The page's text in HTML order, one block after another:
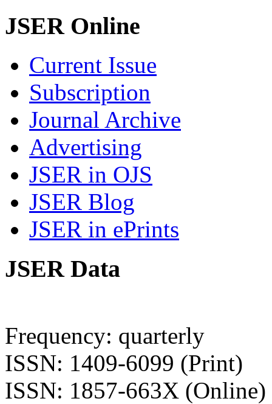
JSER Online
Current Issue
Subscription
Journal Archive
Advertising
JSER in OJS
JSER Blog
JSER in ePrints
JSER Data
Frequency: quarterly
ISSN: 1409-6099 (Print)
ISSN: 1857-663X (Online)